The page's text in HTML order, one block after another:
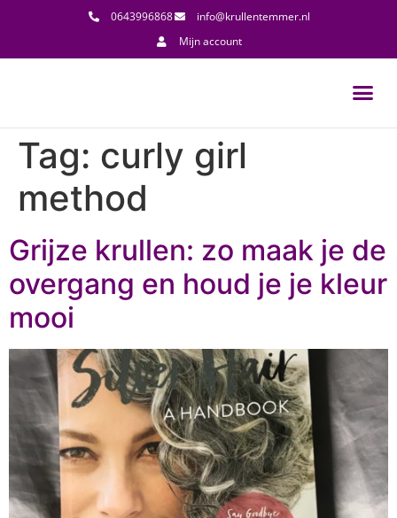
0643996868
info@krullentemmer.nl
Mijn account
Tag: curly girl
method
Grijze krullen: zo maak je de
overgang en houd je je kleur
mooi